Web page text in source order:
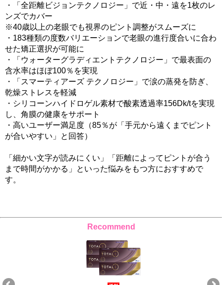
・「全距離ビジョンテクノロジー」で近・中・遠を1枚のレ
ンズでカバー
※40歳以上の老眼でも視界のピント調整がスムーズに
・183種類の度数バリエーションで老眼の進行度合いに合わ
せた矯正選択が可能に
・「ウォーターグラディエントテクノロジー」で最表面の
含水率はほぼ100％を実現
・「スマーティアーズ テクノロジー」で涙の蒸発を防ぎ、
乾燥ストレスを軽減
・シリコーンハイドロゲル素材で酸素透過率156Dk/tを実現
し、角膜の健康をサポート
・高いユーザー満足度（85％が「手元から遠くまでピント
が合いやすい」と回答）
「細かい文字が読みにくい」「距離によってピントが合う
まで時間がかかる」といった悩みをもつ方におすすめで
す。
Recommend